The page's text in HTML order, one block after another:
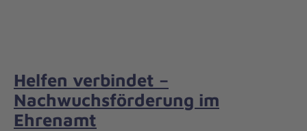
Helfen verbindet –
Nachwuchsförderung im
Ehrenamt